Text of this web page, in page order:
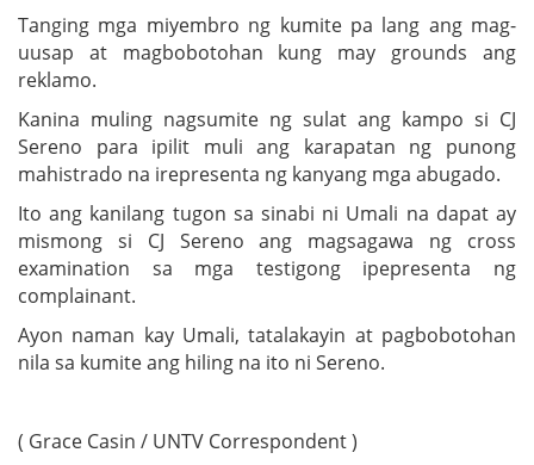
Tanging mga miyembro ng kumite pa lang ang mag-
uusap at magbobotohan kung may grounds ang
reklamo.
Kanina muling nagsumite ng sulat ang kampo si CJ
Sereno para ipilit muli ang karapatan ng punong
mahistrado na irepresenta ng kanyang mga abugado.
Ito ang kanilang tugon sa sinabi ni Umali na dapat ay
mismong si CJ Sereno ang magsagawa ng cross
examination sa mga testigong ipepresenta ng
complainant.
Ayon naman kay Umali, tatalakayin at pagbobotohan
nila sa kumite ang hiling na ito ni Sereno.
( Grace Casin / UNTV Correspondent )